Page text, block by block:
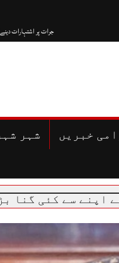
جرات پر اشتہارات
خبریں شہر
گنا بڑے دشمن